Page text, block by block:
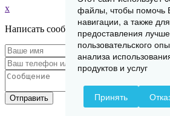
x
Написать сообщение
Отправить
файлы, чтобы помочь
навигации, а также для
предоставления
пользовательского
анализа
продуктов и услуг
Принять